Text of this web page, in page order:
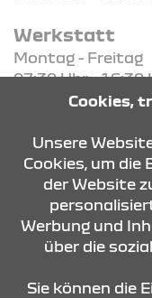
Werkstatt
Montag - Freitag
07:30 Uhr - 16:30
KONTAKT &
STANDORTE
Cookies,
Unsere
Cookies, um die
der Website
Werbung und
über die
Sie können die